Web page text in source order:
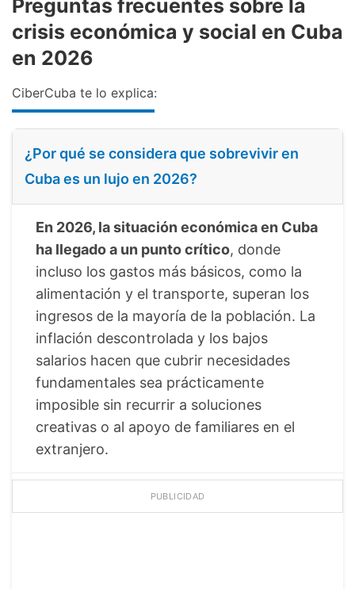
Preguntas frecuentes sobre la
crisis económica y social en Cuba
en 2026
CiberCuba te lo explica:
¿Por qué se considera que sobrevivir en
Cuba es un lujo en 2026?
En 2026, la situación económica en Cuba
ha llegado a un punto crítico, donde
incluso los gastos más básicos, como la
alimentación y el transporte, superan los
ingresos de la mayoría de la población. La
inflación descontrolada y los bajos
salarios hacen que cubrir necesidades
fundamentales sea prácticamente
imposible sin recurrir a soluciones
creativas o al apoyo de familiares en el
extranjero.
PUBLICIDAD